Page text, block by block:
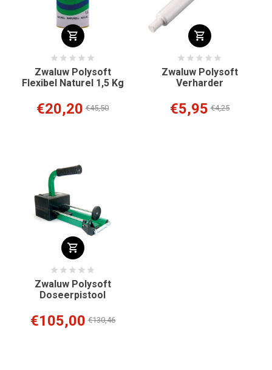
Zwaluw Polysoft
Flexibel Naturel 1,5 Kg
€20,20 €45,50
Zwaluw Polysoft
Verharder
€5,95 €4,25
Zwaluw Polysoft
Doseerpistool
€105,00 €130,46